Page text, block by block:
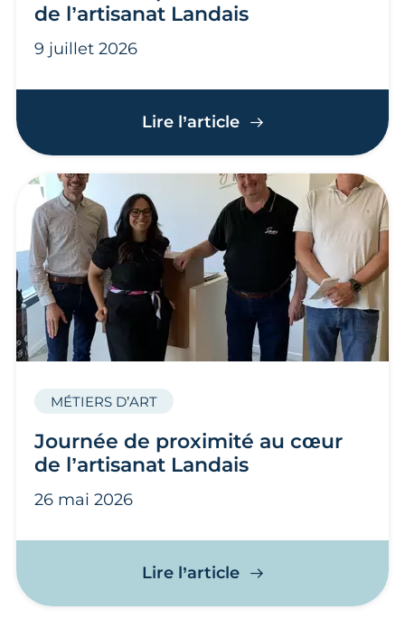
de l’artisanat Landais
9 juillet 2026
Lire l’articleJournée de
Journée de proximité au cœur
de l’artisanat Landais
MÉTIERS D’ART
26 mai 2026
Lire l’articleJournée de